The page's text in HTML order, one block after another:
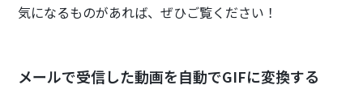
気になるものがあれば、ぜひご覧ください！
メールで受信した動画を自動でGIFに変換する